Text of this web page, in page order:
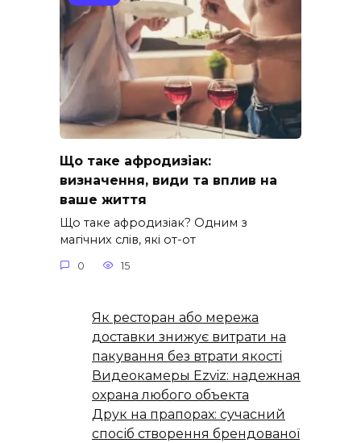
Що таке афродизіак:
визначення, види та вплив на
ваше життя
Що таке афродизіак? Одним з
магічних слів, які от-от
0 15
Як ресторан або мережа
доставки знижує витрати на
пакування без втрати якості
Видеокамеры Ezviz: надежная
охрана любого объекта
Друк на прапорах: сучасний
спосіб створення брендованої